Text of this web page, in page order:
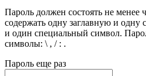
Пароль должен состоять не менее
содержать одну заглавную и одну
и один специальный символ.
символы: \ , / : .
Пароль еще раз